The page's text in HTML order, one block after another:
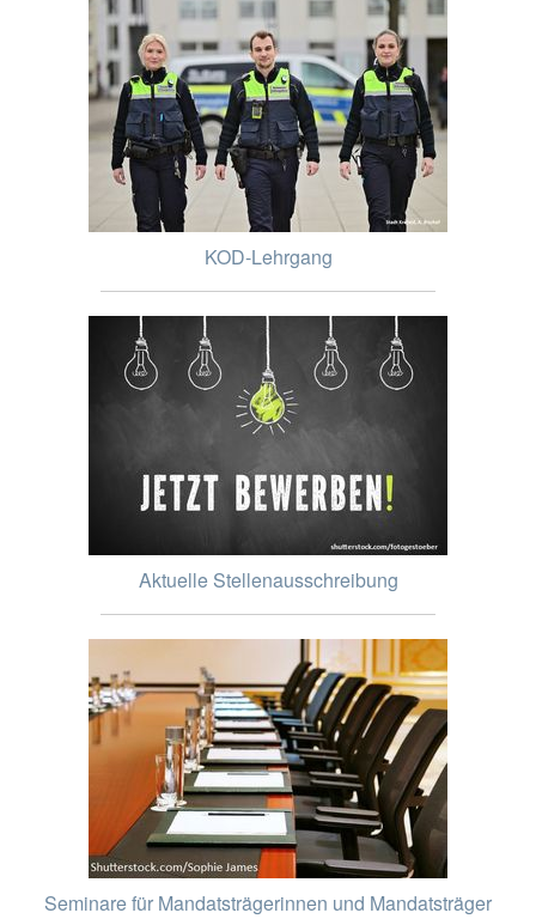
KOD-Lehrgang
Aktuelle Stellenausschreibung
Seminare für Mandatsträgerinnen und Mandatsträger